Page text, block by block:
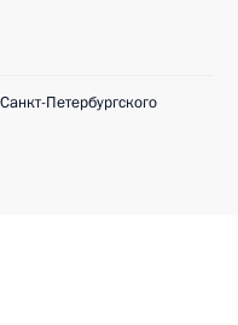
Петербургского